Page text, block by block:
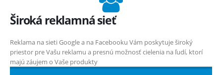
Široká reklamná sieť
Reklama na sieti Google a na Facebooku Vám poskytuje široký
priestor pre Vašu reklamu a presnú možnosť cielenia na ľudí, ktorí
majú záujem o Vaše produkty